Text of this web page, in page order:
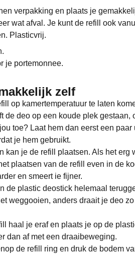
verpakking en plaats je
wat afval. Je kunt de refill ook
Plasticvrij.
je portemonnee.
zelf
op kamertemperatuur te laten
de deo op een koude plek gestaan,
toe? Laat hem dan eerst een paar
je hem gebruikt.
kan je de refill plaatsen. Als het erg
plaatsen van de refill even in de
en smeert ie fijner.
de plastic deostick helemaal
weggooien, anders draait je deo
haal je eraf en plaats je op de
dan af met een draaibeweging.
de refill ring en druk de bodem